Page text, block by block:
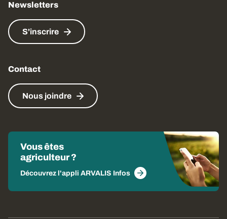
Newsletters
S'inscrire
Contact
Nous joindre
Vous êtes
agriculteur ?
Découvrez l'appli ARVALIS Infos